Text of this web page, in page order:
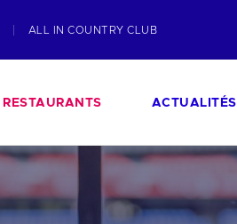
ALL IN COUNTRY CLUB
RESTAURANTS ACTUALITÉS